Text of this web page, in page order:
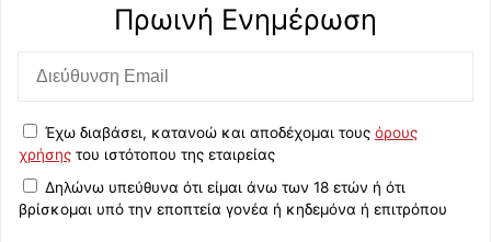
Πρωινή Eνημέρωση
Έχω διαβάσει, κατανοώ και αποδέχομαι τους όρους
χρήσης του ιστότοπου της εταιρείας
Δηλώνω υπεύθυνα ότι είμαι άνω των 18 ετών ή ότι
βρίσκομαι υπό την εποπτεία γονέα ή κηδεμόνα ή επιτρόπου